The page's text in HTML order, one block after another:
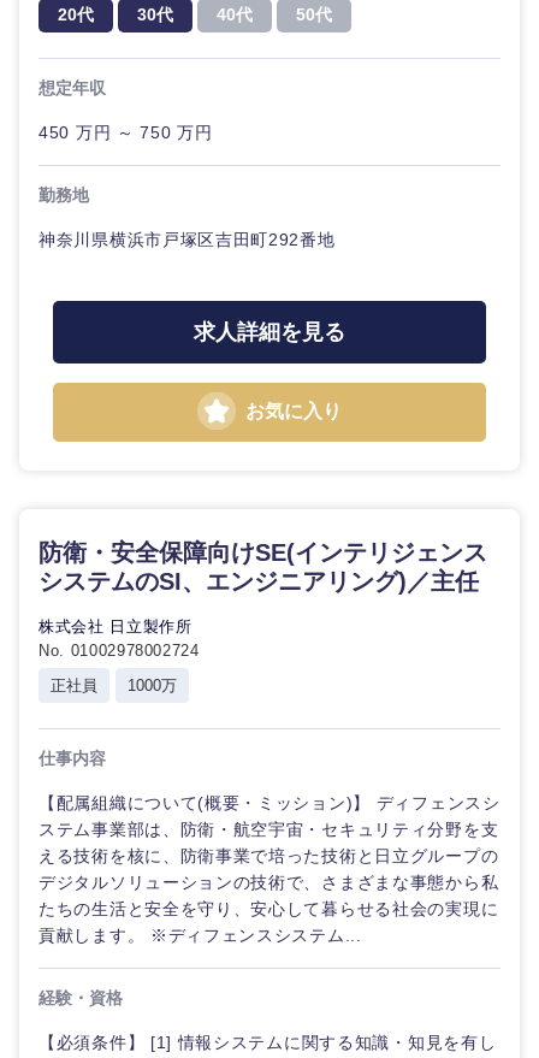
佐賀県
熊本県
鹿児島県 沖縄県
20代 30代 40代 50代
想定年収
450 万円 ～ 750 万円
勤務地
神奈川県横浜市戸塚区吉田町292番地
求人詳細を見る
お気に入り
防衛・安全保障向けSE(インテリジェンス
システムのSI、エンジニアリング)／主任
株式会社 日立製作所
No. 01002978002724
正社員
1000万
仕事内容
【配属組織について(概要・ミッション)】 ディフェンスシ
ステム事業部は、防衛・航空宇宙・セキュリティ分野を支
える技術を核に、防衛事業で培った技術と日立グループの
デジタルソリューションの技術で、さまざまな事態から私
たちの生活と安全を守り、安心して暮らせる社会の実現に
貢献します。 ※ディフェンスシステム...
経験・資格
【必須条件】 [1] 情報システムに関する知識・知見を有し